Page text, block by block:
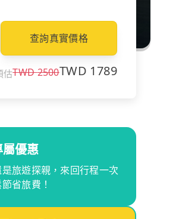
查詢真實價格
估TWD2500TWD 1789
優惠
旅遊探親，來回行程一次
省旅費！